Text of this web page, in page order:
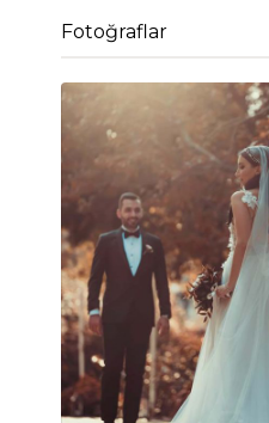
Fotoğraflar